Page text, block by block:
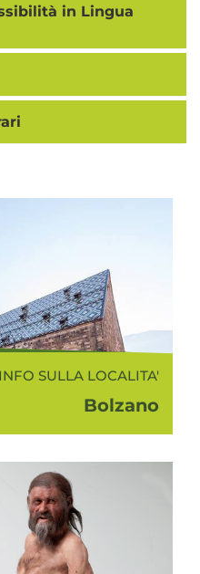
in Lingua
INFO SULLA LOCALITA'
Bolzano
da bellissime
e situata alla
dei fiumi Isarco e
dell'Alto
senza dubbio una
visita il suo cen...